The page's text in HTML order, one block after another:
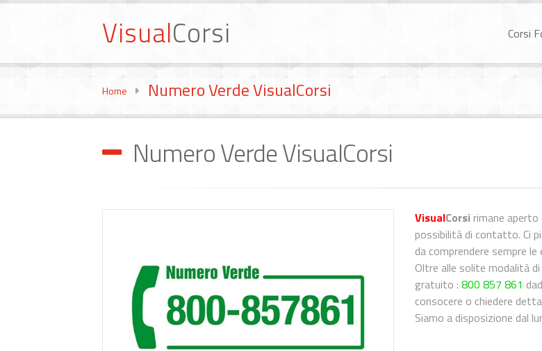
VisualCorsi Corsi
Home Numero Verde VisualCorsi
Numero Verde VisualCorsi
VisualCorsi rimane aperto
possibilità di contatto. Ci
da comprendere sempre
Oltre alle solite modalità
gratuito :800 857 861
consocere o chiedere
Siamo a disposizione dal